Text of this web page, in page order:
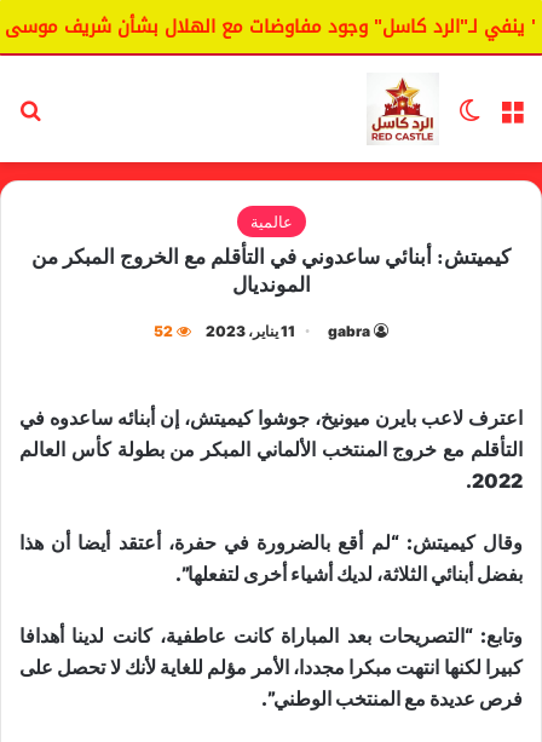
لـ"الرد كاسل" وجود مفاوضات مع الهلال بشأن شريف موسى.
القائمة الوضع المظلم
عالمية
كيميتش: أبنائي ساعدوني في التأقلم مع الخروج المبكر من
المونديال
gabra 11 يناير، 2023 52
اعترف لاعب ​بايرن ميونيخ​، جوشوا ​كيميتش​، إن أبنائه ساعدوه في
التأقلم مع خروج المنتخب الألماني المبكر من بطولة كأس العالم
2022.
وقال كيميتش: “لم أقع بالضرورة في حفرة، أعتقد أيضا أن هذا
بفضل أبنائي الثلاثة، لديك أشياء أخرى لتفعلها”.
وتابع: “التصريحات بعد المباراة كانت عاطفية، كانت لدينا أهدافا
كبيرا لكنها انتهت مبكرا مجددا، الأمر مؤلم للغاية لأنك لا تحصل على
فرص عديدة مع المنتخب الوطني”.